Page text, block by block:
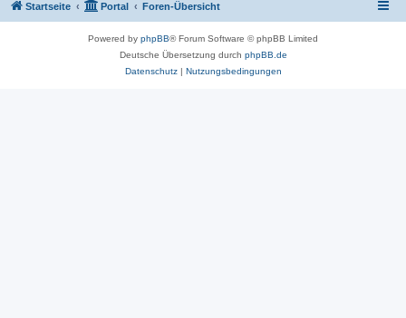
Startseite Portal Foren-Übersicht
Powered by phpBB® Forum Software © phpBB Limited
Deutsche Übersetzung durch phpBB.de
Datenschutz| Nutzungsbedingungen